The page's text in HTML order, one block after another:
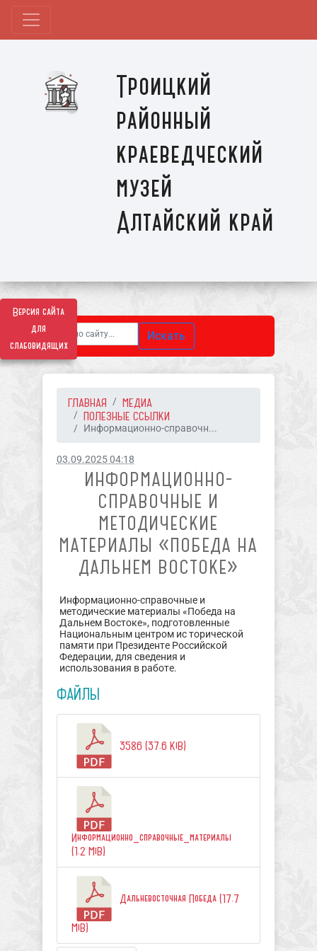
Версия сайта
для
слабовидящих
Троицкий
районный
краеведческий
музей
Алтайский край
Искать
ГЛАВНАЯ
МЕДИА
ПОЛЕЗНЫЕ ССЫЛКИ
Информационно-справочн...
03.09.2025 04:18
ИНФОРМАЦИОННО-
СПРАВОЧНЫЕ И
МЕТОДИЧЕСКИЕ
МАТЕРИАЛЫ «ПОБЕДА НА
ДАЛЬНЕМ ВОСТОКЕ»
Информационно-справочные и
методические материалы «Победа на
Дальнем Востоке», подготовленные
Национальным центром ис торической
памяти при Президенте Российской
Федерации, для сведения и
использования в работе.
ФАЙЛЫ
3586 (37.6 KiB)
Информационно_справочные_материалы
(1.2 MiB)
Дальневосточная Победа (17.7
MiB)